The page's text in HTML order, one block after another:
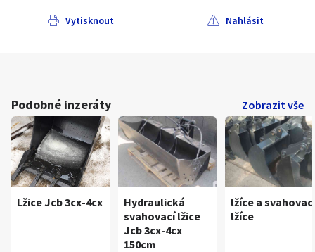
Vytisknout Nahlásit
Podobné inzeráty Zobrazit vše
Lžice Jcb 3cx-4cx
Hydraulická
svahovací lžice
Jcb 3cx-4cx
150cm
lžíce a svahovací
lžíce